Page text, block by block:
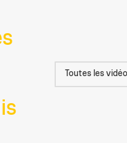
Toutes les